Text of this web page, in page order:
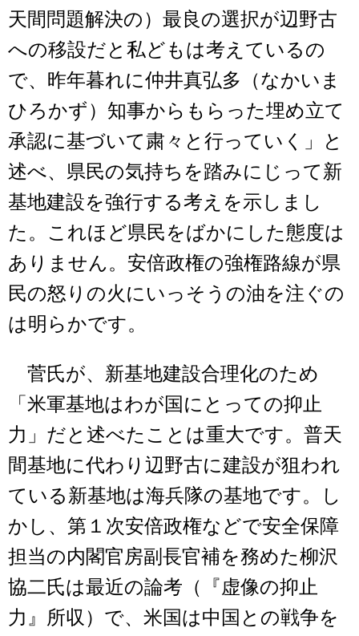
天間問題解決の）最良の選択が辺野古
への移設だと私どもは考えているの
で、昨年暮れに仲井真弘多（なかいま
ひろかず）知事からもらった埋め立て
承認に基づいて粛々と行っていく」と
述べ、県民の気持ちを踏みにじって新
基地建設を強行する考えを示しまし
た。これほど県民をばかにした態度は
ありません。安倍政権の強権路線が県
民の怒りの火にいっそうの油を注ぐの
は明らかです。
菅氏が、新基地建設合理化のため
「米軍基地はわが国にとっての抑止
力」だと述べたことは重大です。普天
間基地に代わり辺野古に建設が狙われ
ている新基地は海兵隊の基地です。し
かし、第１次安倍政権などで安全保障
担当の内閣官房副長官補を務めた柳沢
協二氏は最近の論考（『虚像の抑止
力』所収）で、米国は中国との戦争を